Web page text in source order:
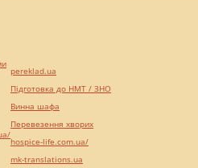
pereklad.ua
Підготовка до НМТ / ЗНО
Винна шафа
Перевезення хворих
hospice-life.com.ua/
mk-translations.ua